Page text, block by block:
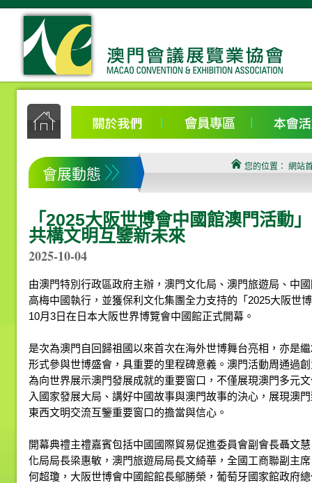
會展動態 您的位置： 網站
「2025大阪世博會中國館澳門活
共構文明互鑒新未來
2025-10-04
由澳門特別行政區政府主辦，澳門文化局、澳門旅遊局、中
高梅中國執行，並獲保利文化集團全力支持的「2025大阪世
10月3日在日本大阪世界博覽會中國館正式開幕。
是次為澳門自回歸祖國以來首次在海外世博舞台亮相，亦是
形式參與世博盛會，具重要的里程碑意義。澳門活動周通過
為向世界展示澳門發展成就的重要窗口，不僅展現澳門多元
入國家發展大局、講好中國故事與澳門故事的決心，展現澳
東西文明交流互鑒重要窗口的擔當與信心。
開幕典禮主禮嘉賓包括中國國際貿易促進委員會副會長聶文
化局局長梁惠敏，澳門旅遊局局長文綺華，全國工商聯副主
何超瓊，大阪世博會中國館館長鄔勝榮，葡萄牙國家館政府